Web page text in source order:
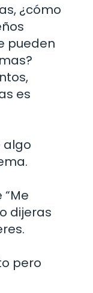
¿cómo
pueden
es
algo
dijeras
pero